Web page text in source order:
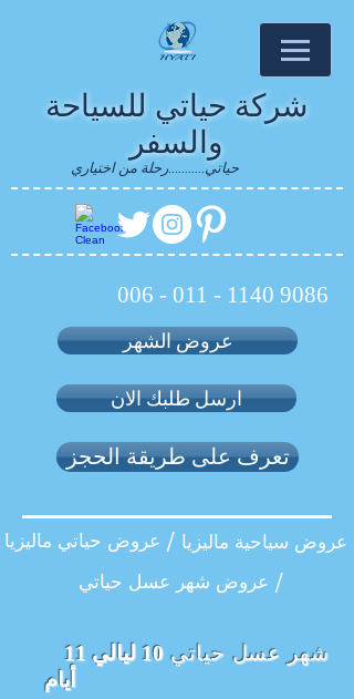
شركة حياتي للسياحة
والسفر
حياتي...........رحلة من اختياري
006 - 011 - 1140 9086
تعرف على طريقة الحجز
ارسل طلبك الان
عروض الشهر
عروض حياتي ماليزيا / عروض سياحية ماليزيا
عروض شهر عسل حياتي /
شهر عسل حياتي
10 ليالي 11
أيام